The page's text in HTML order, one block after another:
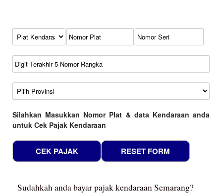
Kode Plat Kendaraan
No Plat
No Seri
No Rangka
Wilayah
Silahkan Masukkan Nomor Plat & data Kendaraan anda
untuk Cek Pajak Kendaraan
Sudahkah anda bayar pajak kendaraan Semarang?